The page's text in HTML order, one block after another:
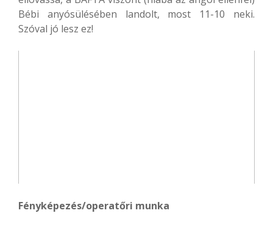
Bébi anyósülésében landolt, most 11-10 neki.
Szóval jó lesz ez!
Fényképezés/operatőri munka